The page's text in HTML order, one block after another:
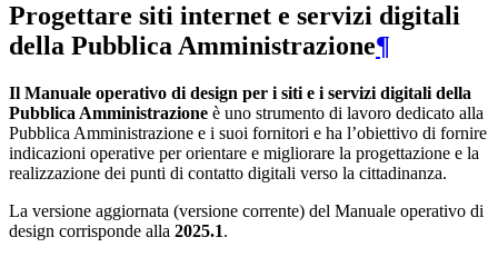
Progettare siti internet e servizi digitali
della Pubblica Amministrazione¶
Il Manuale operativo di design per i siti e i servizi digitali della
Pubblica Amministrazione è uno strumento di lavoro dedicato alla
Pubblica Amministrazione e i suoi fornitori e ha l’obiettivo di fornire
indicazioni operative per orientare e migliorare la progettazione e la
realizzazione dei punti di contatto digitali verso la cittadinanza.
La versione aggiornata (versione corrente) del Manuale operativo di
design corrisponde alla 2025.1.